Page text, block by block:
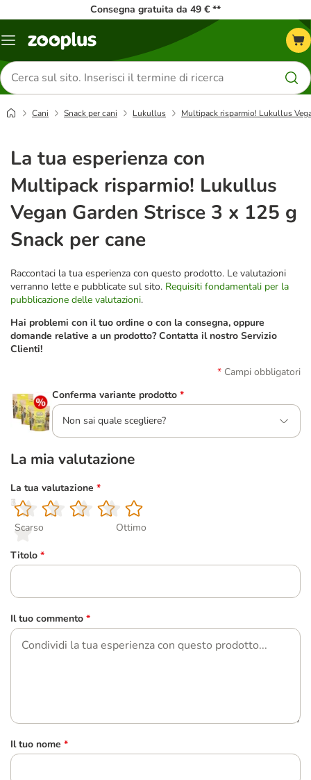
Consegna gratuita da 49 € **
Overview
Cerca
prodotti
Cani Snack per cani Lukullus Multipack risparmio! Lukullus
La tua esperienza con
Multipack risparmio! Lukullus
Vegan Garden Strisce 3 x 125 g
Snack per cane
Raccontaci la tua esperienza con questo prodotto. Le valutazioni
verranno lette e pubblicate sul sito. Requisiti fondamentali per la
pubblicazione delle valutazioni.
Hai problemi con il tuo ordine o con la consegna, oppure
domande relative a un prodotto? Contatta il nostro Servizio
Clienti!
Campi obbligatori
Conferma variante prodotto *
Non sai quale scegliere?
La mia valutazione
La tua valutazione *
1
Scarso
2
3
4
5
Ottimo
Titolo *
Il tuo commento *
Il tuo nome *